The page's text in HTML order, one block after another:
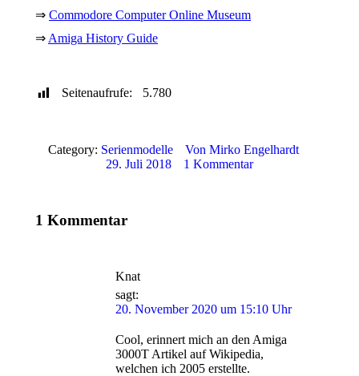
⇒ Commodore Computer Online Museum
⇒ Amiga History Guide
Seitenaufrufe: 5.780
Category: Serienmodelle Von Mirko Engelhardt
29. Juli 2018
1 Kommentar
1 Kommentar
Knat
sagt:
20. November 2020 um 15:10 Uhr
Cool, erinnert mich an den Amiga
3000T Artikel auf Wikipedia,
welchen ich 2005 erstellte.